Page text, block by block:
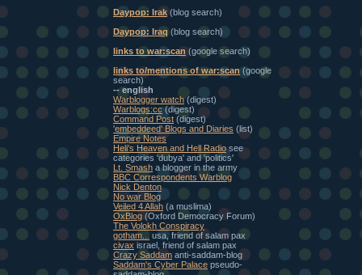
Daypop: Irak (blog search)
Daypop: Iraq (blog search)
links to war:scan (google search)
links to/mentions of war:scan (google
search)
-- english
Warblogger watch (digest)
Warblogs:cc (digest)
Command Post (digest)
'embeddeed' Blogs and Diaries (list)
Empire Notes
Heli's Heaven and Hell Radio see
categories 'dubya' and 'politics'
Lt. Smash a blogger in the army
BBC Correspondents Warblog
Nick Denton
No war Blog
Veiled 4 Allah (a muslima)
OxBlog (Oxford Democracy Forum)
The Volokh Conspiracy
gotham...
usa, friend of salam pax
civax israel, friend of salam pax
Crazy Saddam anti-saddam-blog
Saddam's Cyber Palace pseudo-